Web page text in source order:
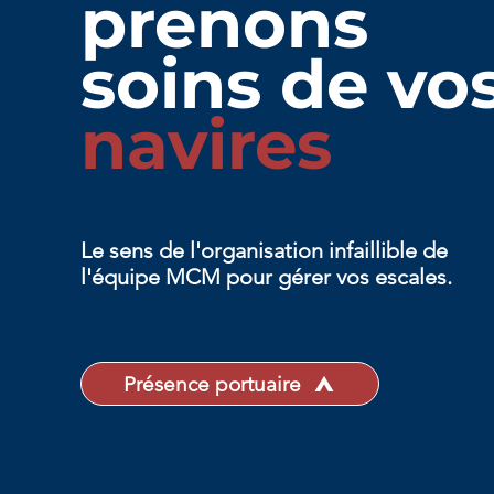
prenons
soins de
navires
Le sens de l'organisation infaillible de
l'équipe MCM pour gérer vos escales.
Présence portuaire